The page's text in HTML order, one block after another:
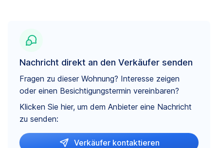
Nachricht direkt an den Verkäufer senden
Fragen zu dieser Wohnung? Interesse zeigen
oder einen Besichtigungstermin vereinbaren?
Klicken Sie hier, um dem Anbieter eine Nachricht
zu senden:
Verkäufer kontaktieren